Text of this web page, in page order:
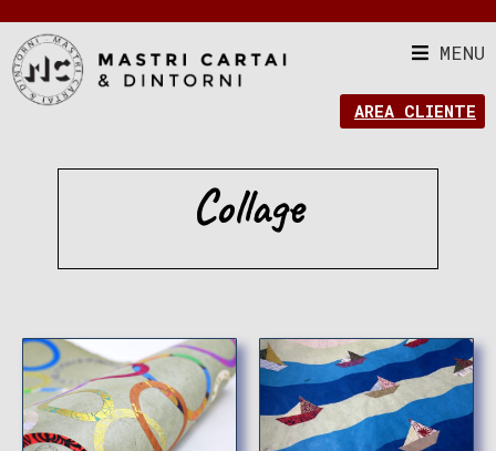
MENU
AREA CLIENTE
Collage